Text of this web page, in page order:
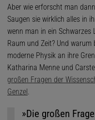
Aber wie erforscht man
Saugen sie wirklich alles in
wenn man in ein Schwarzes
Raum und Zeit? Und warum
moderne Physik an ihre
Katharina Menne und
großen Fragen der
Genzel.
»Die großen